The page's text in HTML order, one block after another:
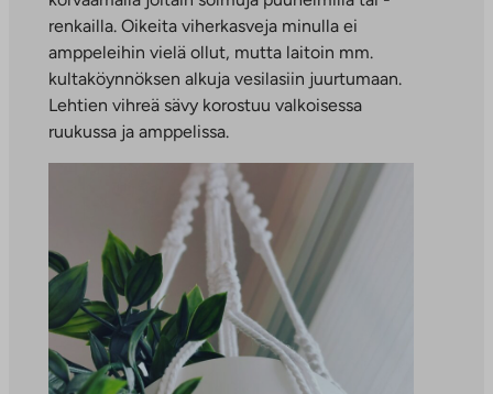
renkailla. Oikeita viherkasveja minulla ei
amppeleihin vielä ollut, mutta laitoin mm.
kultaköynnöksen alkuja vesilasiin juurtumaan.
Lehtien vihreä sävy korostuu valkoisessa
ruukussa ja amppelissa.